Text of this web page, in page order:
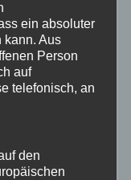
ein absoluter
kann. Aus
Person
auf
telefonisch, an
den